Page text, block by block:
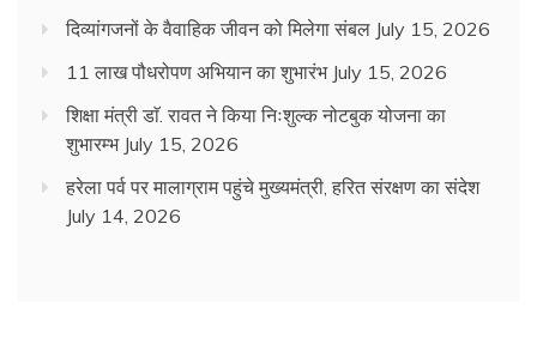
दिव्यांगजनों के वैवाहिक जीवन को मिलेगा संबल July 15, 2026
11 लाख पौधरोपण अभियान का शुभारंभ July 15, 2026
शिक्षा मंत्री डाॅ. रावत ने किया निःशुल्क नोटबुक योजना का
शुभारम्भ July 15, 2026
हरेला पर्व पर मालाग्राम पहुंचे मुख्यमंत्री, हरित संरक्षण का संदेश
July 14, 2026